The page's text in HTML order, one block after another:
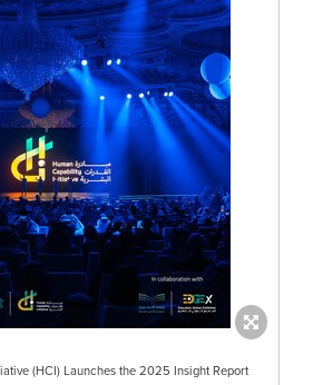
(HCI) Launches the 2025 Insight Report